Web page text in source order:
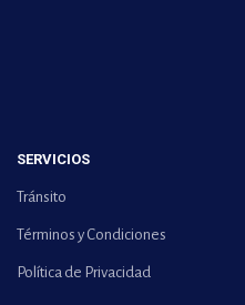
SERVICIOS
Tránsito
Términos y Condiciones
Política de Privacidad